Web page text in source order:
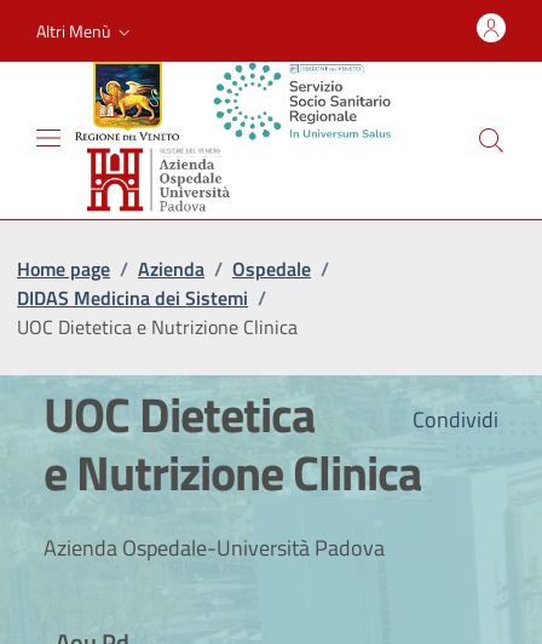
Altri Menù
Home page / Azienda / Ospedale /
DIDAS Medicina dei Sistemi /
UOC Dietetica e Nutrizione Clinica
Condividi
UOC Dietetica
e Nutrizione Clinica
Azienda Ospedale-Università Padova